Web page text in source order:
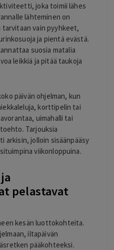
joka toimii lähes
lähteminen on
tarvitaan vain pyyhkeet,
ja pientä evästä.
suosia matalia
leikkiä ja pitää taukoja
päivän ohjelman, kun
korttipelin tai
uimahalli tai
Tarjouksia
arkisin, jolloin sisäänpääsy
viikonloppuina.
pelastavat
kesän luottokohteita.
iltapäivän
pääkohteeksi.